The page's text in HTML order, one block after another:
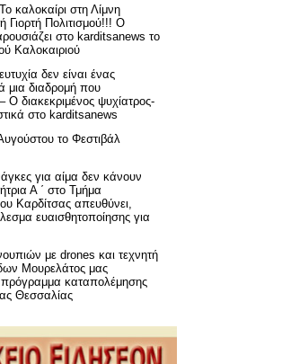
καλοκαίρι στη Λίμνη
Γιορτή Πολιτισμού!!! Ο
στο karditsanews το
Καλοκαιριού
δεν είναι ένας
μια διαδρομή που
Ο διακεκριμένος ψυχίατρος-
στο karditsanews
το Φεστιβάλ
για αίμα δεν κάνουν
Α ΄ στο Τμήμα
Καρδίτσας απευθύνει,
ευαισθητοποίησης για
με drones και τεχνητή
Μουρελάτος μας
πρόγραμμα καταπολέμησης
Θεσσαλίας